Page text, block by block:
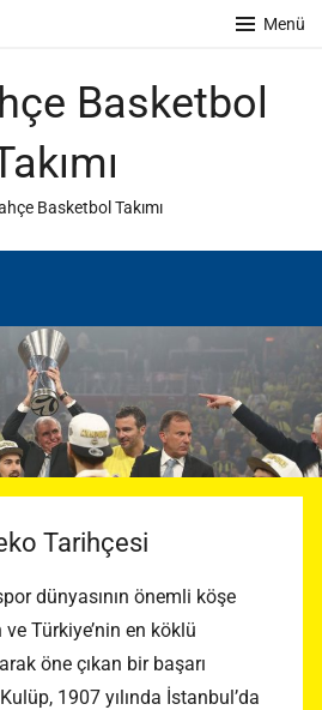
Menü
Basketbol
Basketbol Takımı
Tarihçesi
dünyasının önemli köşe
Türkiye’nin en köklü
öne çıkan bir başarı
1907 yılında İstanbul’da